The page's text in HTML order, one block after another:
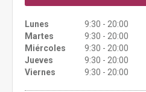
Lunes
9:30 - 20:00
Martes
9:30 - 20:00
Miércoles
9:30 - 20:00
Jueves
9:30 - 20:00
Viernes
9:30 - 20:00